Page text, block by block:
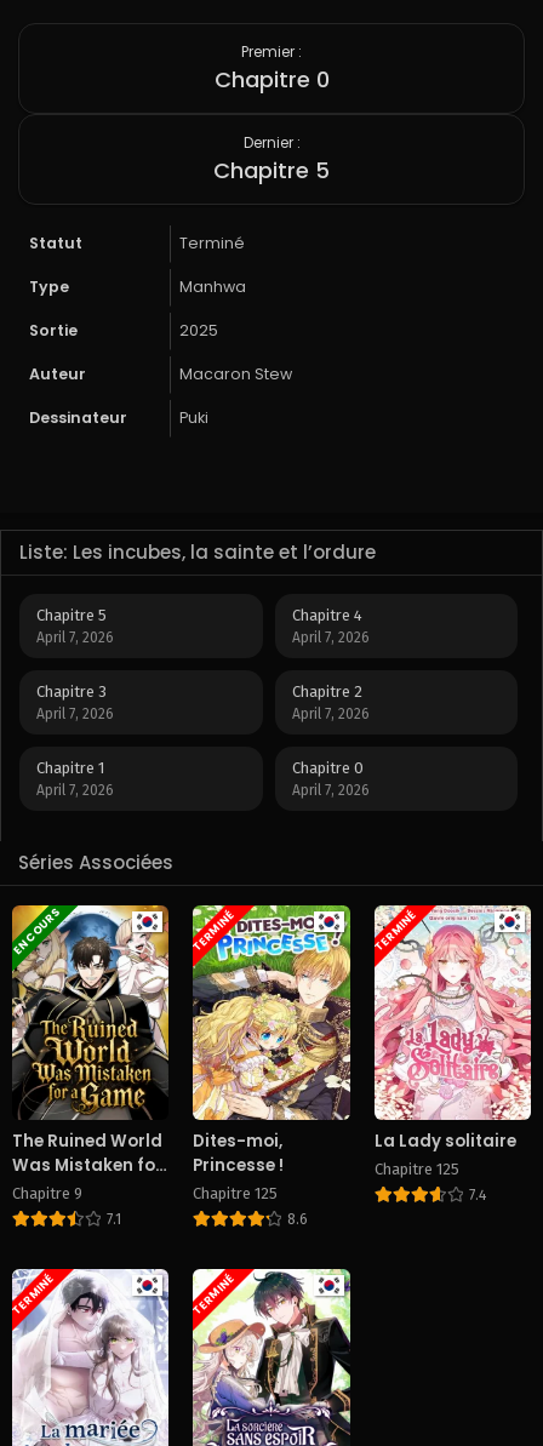
Premier :
Chapitre 0
Dernier :
Chapitre 5
Statut Terminé
Type Manhwa
Sortie 2025
Auteur Macaron Stew
Dessinateur Puki
Liste: Les incubes, la sainte et l’ordure
Chapitre 5
April 7, 2026
Chapitre 4
April 7, 2026
Chapitre 3
April 7, 2026
Chapitre 2
April 7, 2026
Chapitre 1
April 7, 2026
Chapitre 0
April 7, 2026
Séries Associées
EN COURS
The Ruined World
Was Mistaken for
a Game
Chapitre 9
7.1
TERMINÉ
Dites-moi,
Princesse !
Chapitre 125
8.6
TERMINÉ
La Lady solitaire
Chapitre 125
7.4
TERMINÉ TERMINÉ